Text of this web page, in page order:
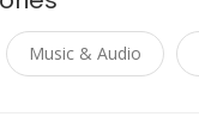
Music & Audio